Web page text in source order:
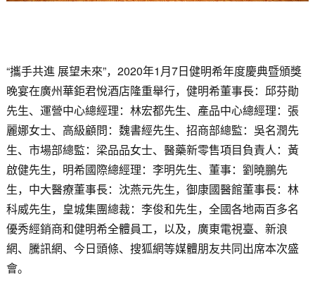
“攜手共進 展望未來”，2020年1月7日健明希年度慶典暨頒獎
晚宴在廣州華鉅君悅酒店隆重舉行，健明希董事長：邱芬勛
先生、運營中心總經理：林宏都先生、產品中心總經理：張
麗娜女士、高級顧問：魏書經先生、招商部總監：吳名潤先
生、市場部總監：梁品品女士、醫藥新零售項目負責人：黃
啟健先生，明希國際總經理：李明先生、董事：劉曉鵬先
生，中大醫療董事長：沈燕元先生，御康國醫館董事長：林
科威先生，皇城集團總裁：李俊和先生，全國各地兩百多名
優秀經銷商和健明希全體員工，以及，廣東電視臺、新浪
網、騰訊網、今日頭條、搜狐網等媒體朋友共同出席本次盛
會。